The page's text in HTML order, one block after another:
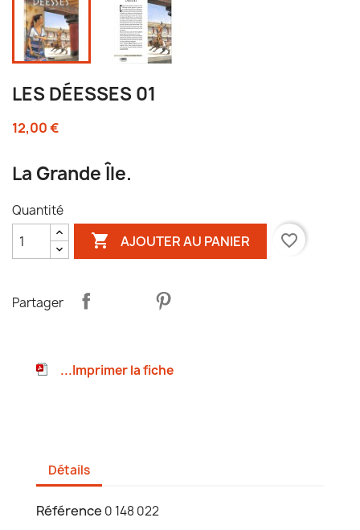
LES DÉESSES 01
12,00 €
La Grande Île.
Quantité
 AJOUTER AU PANIER favorite_border
Partager
...Imprimer la fiche
Détails
Référence 0 148 022